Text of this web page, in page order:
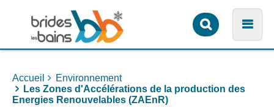
Formulaire
de
Accueil
Environnement
Les Zones d'Accélérations de la production des
Energies Renouvelables (ZAEnR)